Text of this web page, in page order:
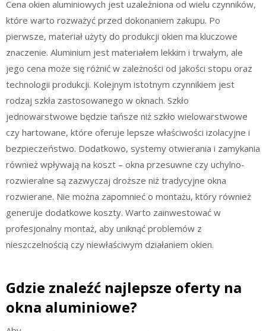
Cena okien aluminiowych jest uzależniona od wielu czynników,
które warto rozważyć przed dokonaniem zakupu. Po
pierwsze, materiał użyty do produkcji okien ma kluczowe
znaczenie. Aluminium jest materiałem lekkim i trwałym, ale
jego cena może się różnić w zależności od jakości stopu oraz
technologii produkcji. Kolejnym istotnym czynnikiem jest
rodzaj szkła zastosowanego w oknach. Szkło
jednowarstwowe będzie tańsze niż szkło wielowarstwowe
czy hartowane, które oferuje lepsze właściwości izolacyjne i
bezpieczeństwo. Dodatkowo, systemy otwierania i zamykania
również wpływają na koszt – okna przesuwne czy uchylno-
rozwieralne są zazwyczaj droższe niż tradycyjne okna
rozwierane. Nie można zapomnieć o montażu, który również
generuje dodatkowe koszty. Warto zainwestować w
profesjonalny montaż, aby uniknąć problemów z
nieszczelnością czy niewłaściwym działaniem okien.
Gdzie znaleźć najlepsze oferty na
okna aluminiowe?